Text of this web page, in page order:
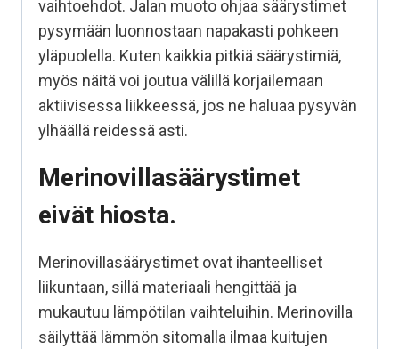
vaihtoehdot. Jalan muoto ohjaa säärystimet
pysymään luonnostaan napakasti pohkeen
yläpuolella. Kuten kaikkia pitkiä säärystimiä,
myös näitä voi joutua välillä korjailemaan
aktiivisessa liikkeessä, jos ne haluaa pysyvän
ylhäällä reidessä asti.
Merinovillasäärystimet
eivät hiosta.
Merinovillasäärystimet ovat ihanteelliset
liikuntaan, sillä materiaali hengittää ja
mukautuu lämpötilan vaihteluihin. Merinovilla
säilyttää lämmön sitomalla ilmaa kuitujen